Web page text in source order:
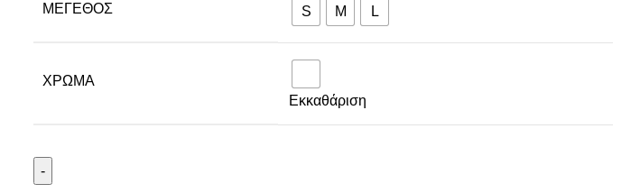
ΜΈΓΕΘΟΣ S M L
ΧΡΩΜΑ
Εκκαθάριση